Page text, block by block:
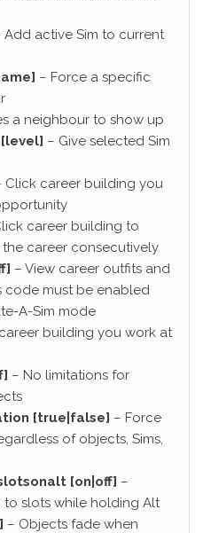
Add active Sim to current
– Force a specific
a neighbour to show up
– Give selected Sim
Click career building you
career building to
career consecutively
– View career outfits and
code must be enabled
A-Sim mode
building you work at
– No limitations for
[true|false] – Force
of objects, Sims,
[on|off] –
to slots while holding Alt
– Objects fade when